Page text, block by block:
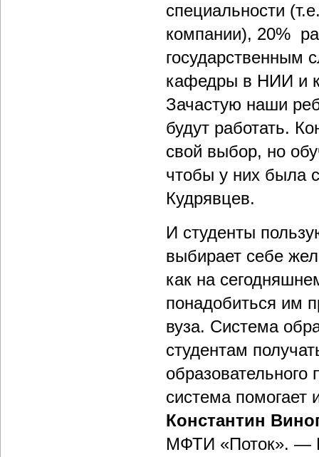
специальности
компании), 20%
государственным
кафедры в НИИ и
Зачастую наши
будут работать.
свой выбор, но
чтобы у них была
Кудрявцев.
И студенты
выбирает себе
как на
понадобиться им
вуза. Система
студентам
система
Константин
МФТИ «Поток». —